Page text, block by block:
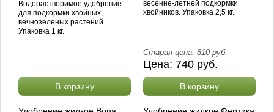
Водорастворимое удобрение
для подкормки хвойных,
вечнозеленых растений.
Упаковка 1 кг.
В корзину
весенне-летней подкормки
хвойников. Упаковка 2,5 кг.
Старая цена:810руб.
Цена: 740 руб.
В корзину